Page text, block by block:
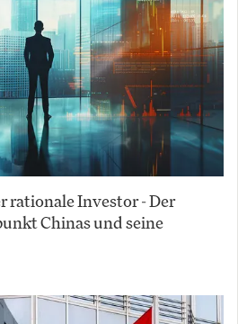
rationale Investor - Der
Chinas und seine